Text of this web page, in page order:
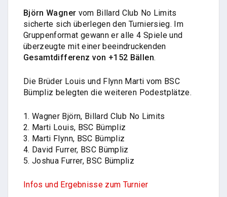
Björn Wagner vom Billard Club No Limits
sicherte sich überlegen den Turniersieg. Im
Gruppenformat gewann er alle 4 Spiele und
überzeugte mit einer beeindruckenden
Gesamtdifferenz von +152 Bällen.
Die Brüder Louis und Flynn Marti vom BSC
Bümpliz belegten die weiteren Podestplätze.
1. Wagner Björn, Billard Club No Limits
2. Marti Louis, BSC Bümpliz
3. Marti Flynn, BSC Bümpliz
4. David Furrer, BSC Bümpliz
5. Joshua Furrer, BSC Bümpliz
Infos und Ergebnisse zum Turnier